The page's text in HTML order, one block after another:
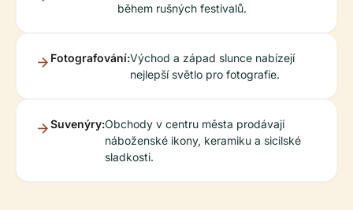
během rušných festivalů.
Fotografování:Východ a západ slunce nabízejí
nejlepší světlo pro fotografie.
Suvenýry:Obchody v centru města prodávají
náboženské ikony, keramiku a sicilské
sladkosti.